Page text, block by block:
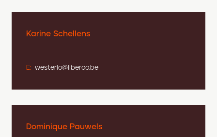
Karine Schellens
E: westerlo@liberoo.be
Dominique Pauwels